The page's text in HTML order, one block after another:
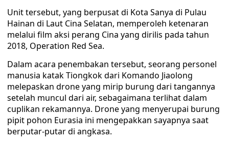
Unit tersebut, yang berpusat di Kota Sanya di Pulau
Hainan di Laut Cina Selatan, memperoleh ketenaran
melalui film aksi perang Cina yang dirilis pada tahun
2018, Operation Red Sea.
Dalam acara penembakan tersebut, seorang personel
manusia katak Tiongkok dari Komando Jiaolong
melepaskan drone yang mirip burung dari tangannya
setelah muncul dari air, sebagaimana terlihat dalam
cuplikan rekamannya. Drone yang menyerupai burung
pipit pohon Eurasia ini mengepakkan sayapnya saat
berputar-putar di angkasa.